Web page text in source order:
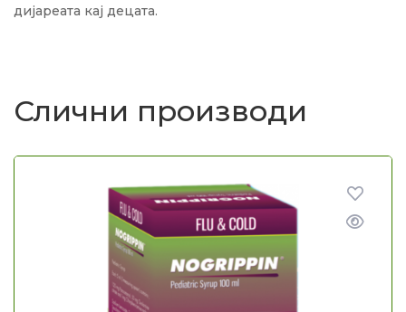
дијареата кај децата.
Слични производи